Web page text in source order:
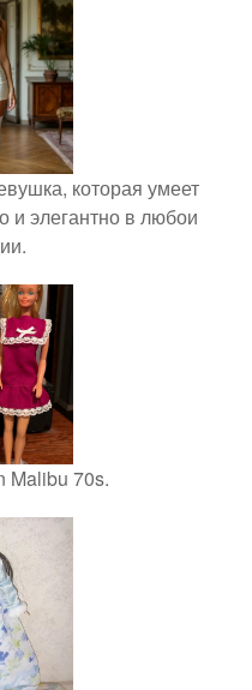
которая умеет
и элегантно в любои
Malibu 70s.